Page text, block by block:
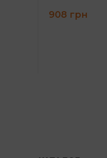
908 грн